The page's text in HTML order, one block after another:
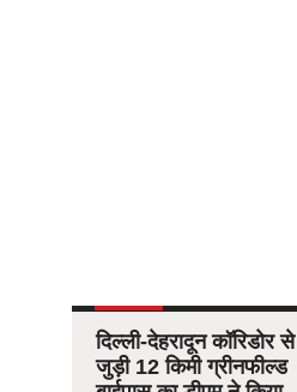
दिल्ली-देहरादून कॉरिडोर से
जुड़ी 12 किमी ग्रीनफील्ड